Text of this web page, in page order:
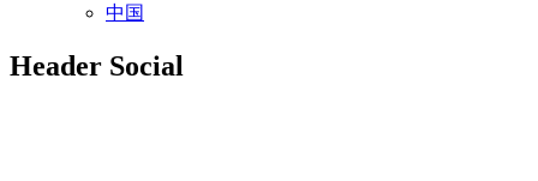
中国
Header Social